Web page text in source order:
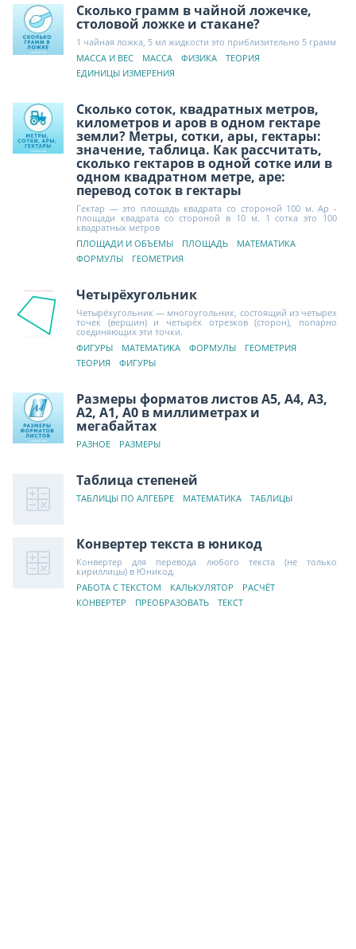
Сколько грамм в чайной ложечке,
столовой ложке и стакане?
1 чайная ложка, 5 мл жидкости это приблизительно 5 грамм
МАССА И ВЕС
МАССА ФИЗИКА
ТЕОРИЯ
ЕДИНИЦЫ ИЗМЕРЕНИЯ
Сколько соток, квадратных метров,
километров и аров в одном гектаре
земли? Метры, сотки, ары, гектары:
значение, таблица. Как рассчитать,
сколько гектаров в одной сотке или в
одном квадратном метре, аре:
перевод соток в гектары
Гектар — это площадь квадрата со стороной 100 м. Ар -
площади квадрата со стороной в 10 м. 1 сотка это 100
квадратных метров
ПЛОЩАДИ И ОБЪЕМЫ
ПЛОЩАДЬ
МАТЕМАТИКА
ФОРМУЛЫ
ГЕОМЕТРИЯ
Четырёхугольник
Четырёхугольник — многоугольник, состоящий из четырех
точек (вершин) и четырёх отрезков (сторон), попарно
соединяющих эти точки.
ФИГУРЫ
МАТЕМАТИКА ФОРМУЛЫ
ГЕОМЕТРИЯ
ТЕОРИЯ
ФИГУРЫ
Размеры форматов листов А5, А4, А3,
А2, А1, А0 в миллиметрах и
мегабайтах
РАЗНОЕ РАЗМЕРЫ
Таблица степеней
ТАБЛИЦЫ ПО АЛГЕБРЕ МАТЕМАТИКА ТАБЛИЦЫ
Конвертер текста в юникод
Конвертер для перевода любого текста (не только
кириллицы) в Юникод.
РАБОТА С ТЕКСТОМ
КАЛЬКУЛЯТОР
РАСЧЁТ
КОНВЕРТЕР
ПРЕОБРАЗОВАТЬ ТЕКСТ